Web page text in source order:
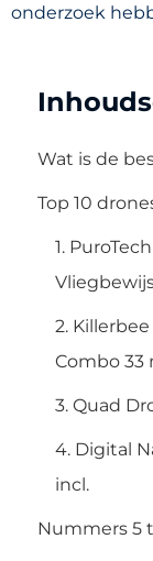
onderzoek
Wat is de
Top 10
1.
2.
Combo 33
3. Quad
4. Digital
incl.
Nummers 5